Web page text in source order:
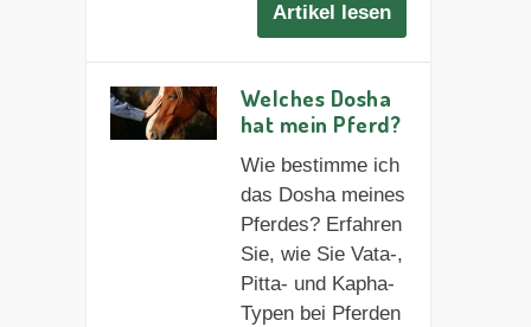
Artikel lesen
Welches Dosha
hat mein Pferd?
Wie bestimme ich
das Dosha meines
Pferdes? Erfahren
Sie, wie Sie Vata-,
Pitta- und Kapha-
Typen bei Pferden